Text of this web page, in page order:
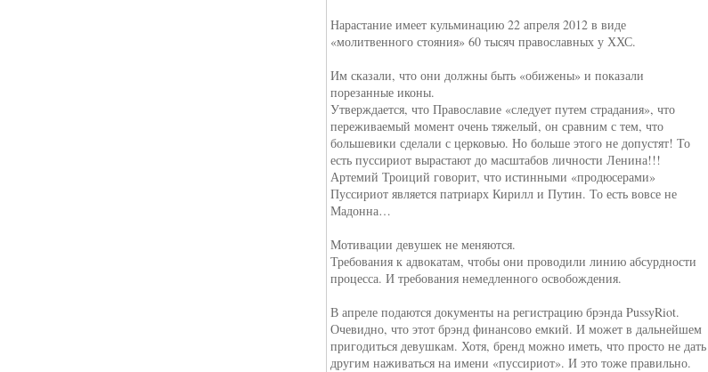
Нарастание имеет кульминацию 22 апреля 2012 в виде
«молитвенного стояния» 60 тысяч православных у ХХС.
Им сказали, что они должны быть «обижены» и показали
порезанные иконы.
Утверждается, что Православие «следует путем страдания», что
переживаемый момент очень тяжелый, он сравним с тем, что
большевики сделали с церковью. Но больше этого не допустят! То
есть пуссириот вырастают до масштабов личности Ленина!!!
Артемий Троиций говорит, что истинными «продюсерами»
Пуссириот является патриарх Кирилл и Путин. То есть вовсе не
Мадонна…
Мотивации девушек не меняются.
Требования к адвокатам, чтобы они проводили линию абсурдности
процесса. И требования немедленного освобождения.
В апреле подаются документы на регистрацию брэнда PussyRiot.
Очевидно, что этот брэнд финансово емкий. И может в дальнейшем
пригодиться девушкам. Хотя, бренд можно иметь, что просто не дать
другим наживаться на имени «пуссириот». И это тоже правильно.